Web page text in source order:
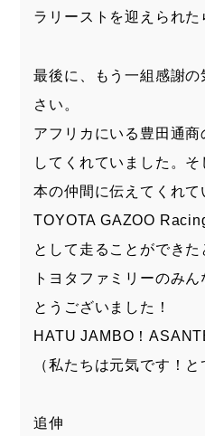
ラリーストを迎えられた
最後に、もう一組感謝
さい。
アフリカにいる豊田通
してくれていました。
本の仲間に伝えてくれ
TOYOTA GAZOO
として走ることができ
トヨタファミリーのみ
とうございました！
HATU JAMBO！
（私たちは元気です！
追伸